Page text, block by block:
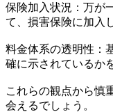
保険加入状況：万が
て、損害保険に加入
料金体系の透明性：
確に示されているか
これらの観点から慎
会えるでしょう。